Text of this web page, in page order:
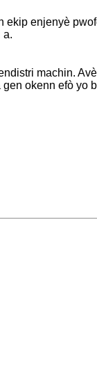
enjenyè
a.
machin.
okenn efò yo